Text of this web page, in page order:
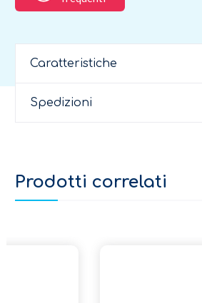
Caratteristiche
Spedizioni
Prodotti correlati